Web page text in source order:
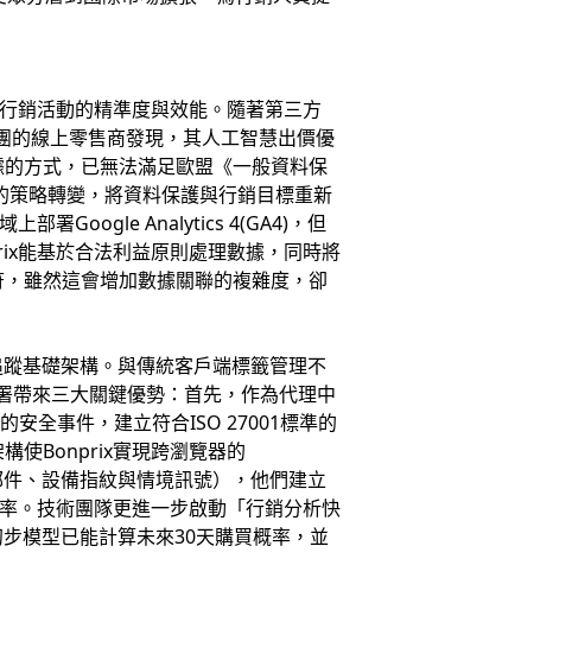
銷活動的精準度與效能。隨著第三方
的線上零售商發現，其人工智慧出價優
方式，已無法滿足歐盟《一般資料保
略轉變，將資料保護與行銷目標重新
上部署Google Analytics 4(GA4)，但
能基於合法利益原則處理數據，同時將
雖然這會增加數據關聯的複雜度，卻
基礎架構。與傳統客戶端標籤管理不
來三大關鍵優勢：首先，作為代理中
安全事件，建立符合ISO 27001標準的
使Bonprix實現跨瀏覽器的
、設備指紋與情境訊號），他們建立
。技術團隊更進一步啟動「行銷分析快
模型已能計算未來30天購買概率，並